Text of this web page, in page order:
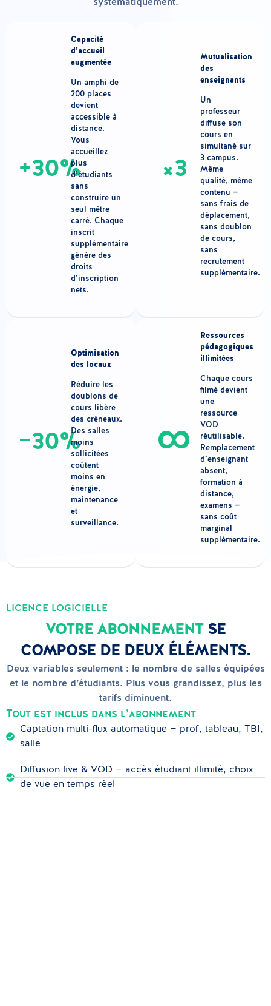
systématiquement.
+30%
Capacité
d’accueil
augmentée
Un amphi de
200 places
devient
accessible à
distance.
Vous
accueillez
plus
d’étudiants
sans
construire un
seul mètre
carré. Chaque
inscrit
supplémentaire
génère des
droits
d’inscription
nets.
×3
Mutualisation
des
enseignants
Un
professeur
diffuse son
cours en
simultané sur
3 campus.
Même
qualité, même
contenu —
sans frais de
déplacement,
sans doublon
de cours,
sans
recrutement
supplémentaire.
−30%
Optimisation
des locaux
Réduire les
doublons de
cours libère
des créneaux.
Des salles
moins
sollicitées
coûtent
moins en
énergie,
maintenance
et
surveillance.
∞
Ressources
pédagogiques
illimitées
Chaque cours
filmé devient
une
ressource
VOD
réutilisable.
Remplacement
d’enseignant
absent,
formation à
distance,
examens —
sans coût
marginal
supplémentaire.
LICENCE LOGICIELLE
VOTRE ABONNEMENT SE
COMPOSE DE DEUX ÉLÉMENTS.
Deux variables seulement : le nombre de salles équipées
et le nombre d’étudiants. Plus vous grandissez, plus les
tarifs diminuent.
Tout est inclus dans l’abonnement
Captation multi-flux automatique — prof, tableau, TBI,
salle
Diffusion live & VOD — accès étudiant illimité, choix
de vue en temps réel